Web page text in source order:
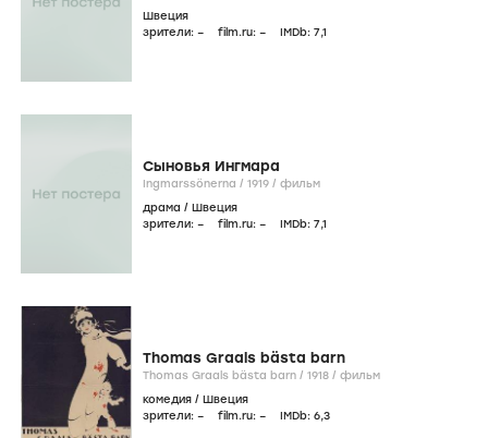
Швеция
зрители: – film.ru: – IMDb: 7,1
Сыновья Ингмара
Ingmarssönerna / 1919 / фильм
драма / Швеция
зрители: – film.ru: – IMDb: 7,1
Thomas Graals bästa barn
Thomas Graals bästa barn / 1918 / фильм
комедия / Швеция
зрители: – film.ru: – IMDb: 6,3